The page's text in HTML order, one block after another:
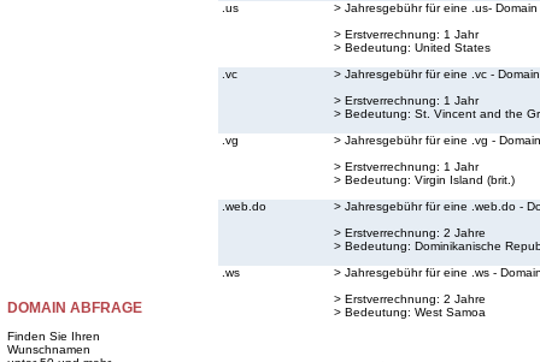
DOMAIN ABFRAGE
Finden Sie Ihren
Wunschnamen
.us
> Jahresgebühr für eine .us- Domain
> Erstverrechnung: 1 Jahr
> Bedeutung: United States
.vc
> Jahresgebühr für eine .vc - Domain
> Erstverrechnung: 1 Jahr
> Bedeutung: St. Vincent and the
.vg
> Jahresgebühr für eine .vg - Domain
> Erstverrechnung: 1 Jahr
> Bedeutung: Virgin Island (brit.)
.web.do
> Jahresgebühr für eine .web.do -
> Erstverrechnung: 2 Jahre
> Bedeutung: Dominikanische
.ws
> Jahresgebühr für eine .ws -
> Erstverrechnung: 2 Jahre
> Bedeutung: West Samoa